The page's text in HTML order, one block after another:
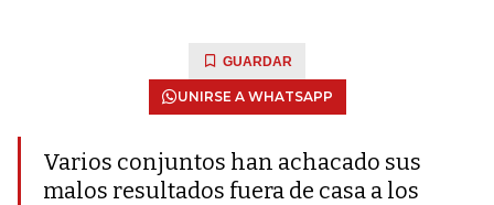
GUARDAR
UNIRSE A WHATSAPP
Varios conjuntos han achacado sus
malos resultados fuera de casa a los